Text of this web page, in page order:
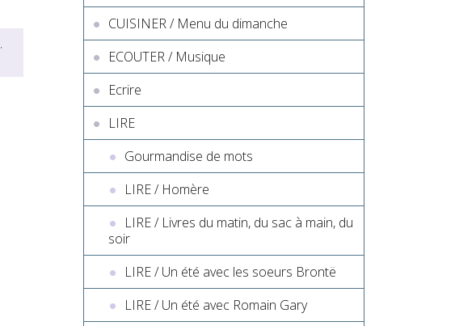
CUISINER / Menu du dimanche
ECOUTER / Musique
Ecrire
LIRE
Gourmandise de mots
LIRE / Homère
LIRE / Livres du matin, du sac à main, du
soir
LIRE / Un été avec les soeurs Brontë
LIRE / Un été avec Romain Gary